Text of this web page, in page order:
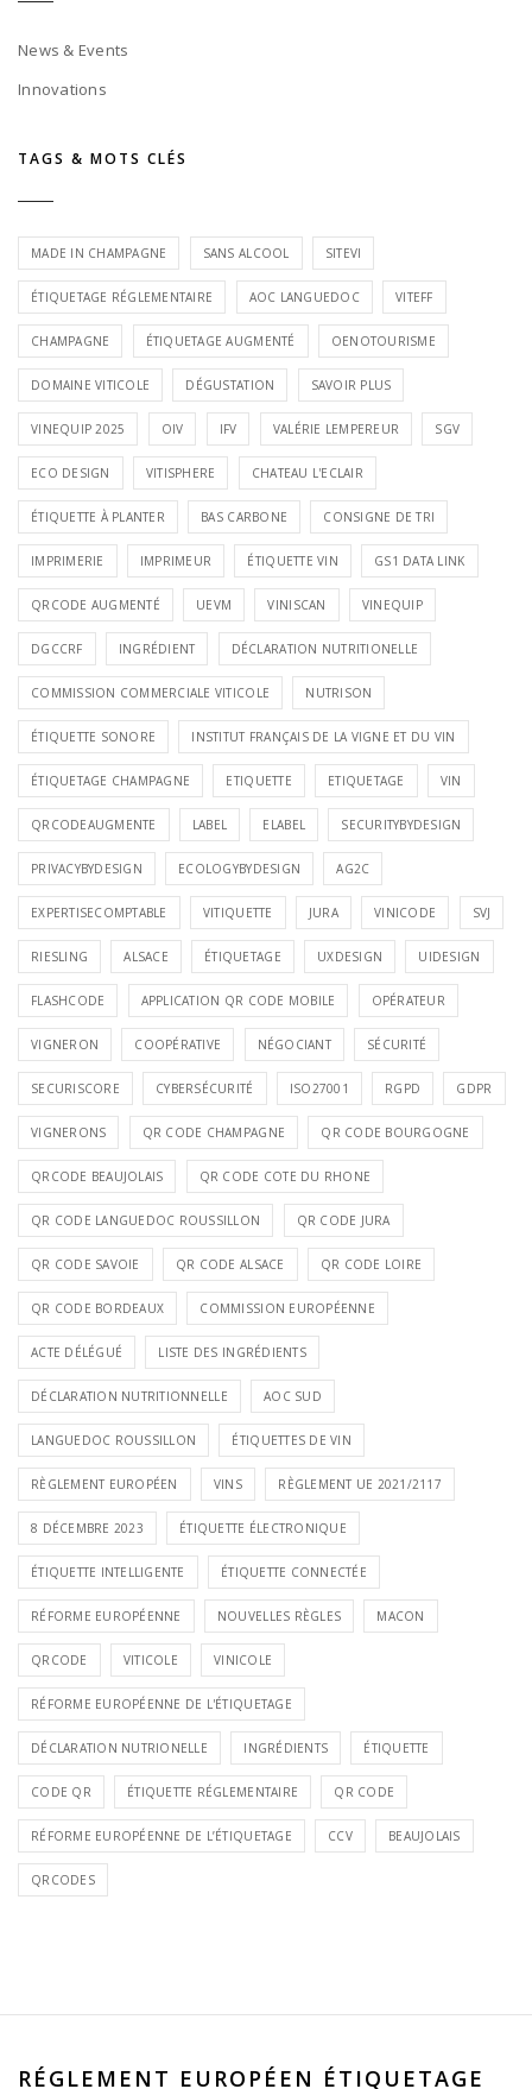
News & Events
Innovations
TAGS & MOTS CLÉS
MADE IN CHAMPAGNE SANS ALCOOL SITEVI
ÉTIQUETAGE RÉGLEMENTAIRE AOC LANGUEDOC VITEFF
CHAMPAGNE ÉTIQUETAGE AUGMENTÉ OENOTOURISME
DOMAINE VITICOLE DÉGUSTATION SAVOIR PLUS
VINEQUIP 2025 OIV IFV VALÉRIE LEMPEREUR SGV
ECO DESIGN VITISPHERE CHATEAU L'ECLAIR
ÉTIQUETTE À PLANTER BAS CARBONE CONSIGNE DE TRI
IMPRIMERIE IMPRIMEUR ÉTIQUETTE VIN GS1 DATA LINK
QRCODE AUGMENTÉ UEVM VINISCAN VINEQUIP
DGCCRF INGRÉDIENT DÉCLARATION NUTRITIONELLE
COMMISSION COMMERCIALE VITICOLE NUTRISON
ÉTIQUETTE SONORE INSTITUT FRANÇAIS DE LA VIGNE ET DU VIN
ÉTIQUETAGE CHAMPAGNE ETIQUETTE ETIQUETAGE VIN
QRCODEAUGMENTE LABEL ELABEL SECURITYBYDESIGN
PRIVACYBYDESIGN ECOLOGYBYDESIGN AG2C
EXPERTISECOMPTABLE VITIQUETTE JURA VINICODE SVJ
RIESLING ALSACE ÉTIQUETAGE UXDESIGN UIDESIGN
FLASHCODE APPLICATION QR CODE MOBILE OPÉRATEUR
VIGNERON COOPÉRATIVE NÉGOCIANT SÉCURITÉ
SECURISCORE CYBERSÉCURITÉ ISO27001 RGPD GDPR
VIGNERONS QR CODE CHAMPAGNE QR CODE BOURGOGNE
QRCODE BEAUJOLAIS QR CODE COTE DU RHONE
QR CODE LANGUEDOC ROUSSILLON QR CODE JURA
QR CODE SAVOIE QR CODE ALSACE QR CODE LOIRE
QR CODE BORDEAUX COMMISSION EUROPÉENNE
ACTE DÉLÉGUÉ LISTE DES INGRÉDIENTS
DÉCLARATION NUTRITIONNELLE AOC SUD
LANGUEDOC ROUSSILLON ÉTIQUETTES DE VIN
RÈGLEMENT EUROPÉEN VINS RÈGLEMENT UE 2021/2117
8 DÉCEMBRE 2023 ÉTIQUETTE ÉLECTRONIQUE
ÉTIQUETTE INTELLIGENTE ÉTIQUETTE CONNECTÉE
RÉFORME EUROPÉENNE NOUVELLES RÈGLES MACON
QRCODE VITICOLE VINICOLE
RÉFORME EUROPÉENNE DE L'ÉTIQUETAGE
DÉCLARATION NUTRIONELLE INGRÉDIENTS ÉTIQUETTE
CODE QR ÉTIQUETTE RÉGLEMENTAIRE QR CODE
RÉFORME EUROPÉENNE DE L’ÉTIQUETAGE CCV BEAUJOLAIS
QRCODES
RÉGLEMENT EUROPÉEN ÉTIQUETAGE